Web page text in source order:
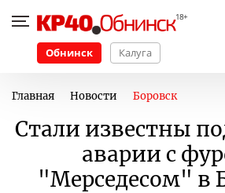
Обнинск Калуга
Главная Новости Боровск
Стали известны
аварии с
"Мерседесом" в